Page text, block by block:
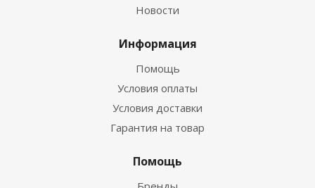
Новости
Информация
Помощь
Условия оплаты
Условия доставки
Гарантия на товар
Помощь